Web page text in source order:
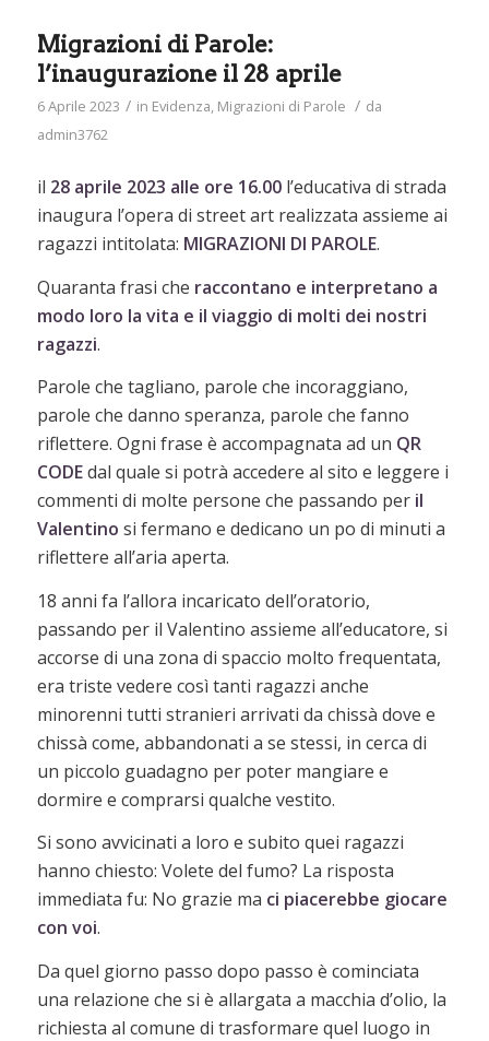
Migrazioni di Parole:
l’inaugurazione il 28 aprile
6 Aprile 2023 / in Evidenza, Migrazioni di Parole / da
admin3762
il 28 aprile 2023 alle ore 16.00l’educativa di strada
inaugura l’opera di street art realizzata assieme ai
ragazzi intitolata: MIGRAZIONI DI PAROLE.
Quaranta frasi che raccontano e interpretano a
modo loro la vita e il viaggio di molti dei nostri
ragazzi.
Parole che tagliano, parole che incoraggiano,
parole che danno speranza, parole che fanno
riflettere. Ogni frase è accompagnata ad un QR
CODEdal quale si potrà accedere al sito e leggere i
commenti di molte persone che passando per il
Valentino si fermano e dedicano un po di minuti a
riflettere all’aria aperta.
18 anni fa l’allora incaricato dell’oratorio,
passando per il Valentino assieme all’educatore, si
accorse di una zona di spaccio molto frequentata,
era triste vedere così tanti ragazzi anche
minorenni tutti stranieri arrivati da chissà dove e
chissà come, abbandonati a se stessi, in cerca di
un piccolo guadagno per poter mangiare e
dormire e comprarsi qualche vestito.
Si sono avvicinati a loro e subito quei ragazzi
hanno chiesto: Volete del fumo? La risposta
immediata fu: No grazie ma ci piacerebbe giocare
con voi.
Da quel giorno passo dopo passo è cominciata
una relazione che si è allargata a macchia d’olio, la
richiesta al comune di trasformare quel luogo in